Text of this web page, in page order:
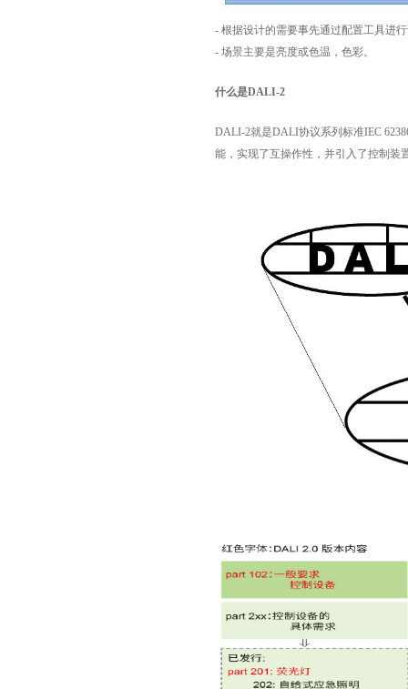
- 根据设计的需要事先通过配置工具进
- 场景主要是亮度或色温，色彩。
什么是DALI-2
DALI-2就是DALI协议系列标准IEC
能，实现了互操作性，并引入了控制装